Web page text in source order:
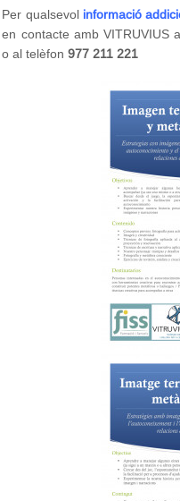
Per qualsevol informació
en contacte amb VITRUVIUS
o al telèfon977 211 221